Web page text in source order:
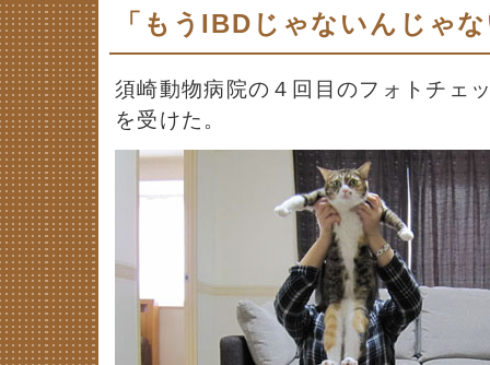
「もうIBDじゃないんじゃ
須崎動物病院の４回目のフォトチェ
を受けた。